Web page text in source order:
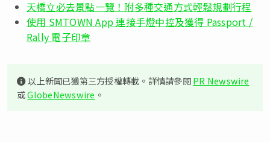
天橋立必去景點一覽！附多種交通方式輕鬆規劃行程
使用 SMTOWN App 連接手燈中控及獲得 Passport /
Rally 電子印章
以上新聞已獲第三方授權轉載。詳情請參閱PR Newswire
或GlobeNewswire 。